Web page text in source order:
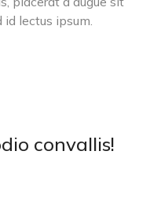
lectus ipsum.
convallis!